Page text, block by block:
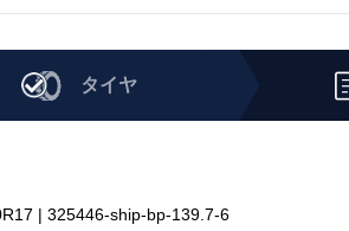
タイヤ
| 325446-ship-bp-139.7-6